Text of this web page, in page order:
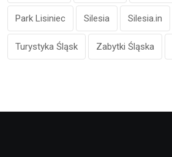
Park Lisiniec Silesia Silesia.in
Turystyka Śląsk Zabytki Śląska